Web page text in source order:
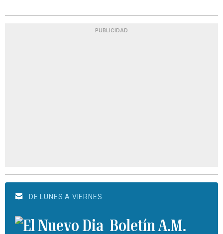
PUBLICIDAD
DE LUNES A VIERNES
Boletín A.M.